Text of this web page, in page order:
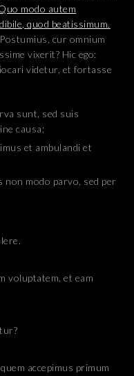
modo autem
quod beatissimum.
cur omnium
vixerit? Hic ego:
videtur, et fortasse
sunt, sed suis
causa;
et ambulandi et
modo parvo, sed per
voluptatem, et eam
accepimus primum